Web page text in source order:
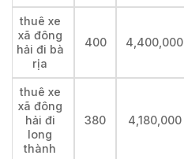
thuê xe
xã đông
hải đi bà
rịa
400 4,400,000
thuê xe
xã đông
hải đi
long
thành
380 4,180,000